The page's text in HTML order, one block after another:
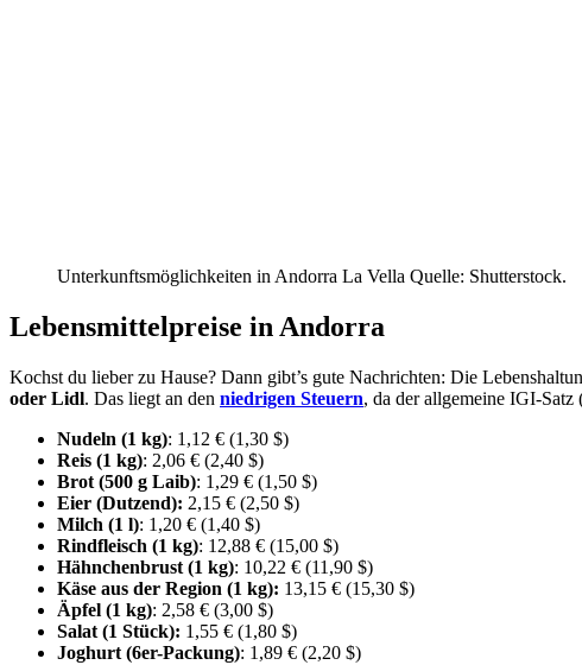
Unterkunftsmöglichkeiten in Andorra La Vella Quelle: Shutterstock.
Lebensmittelpreise in Andorra
Kochst du lieber zu Hause? Dann gibt’s gute Nachrichten: Die
oder Lidl. Das liegt an den niedrigen Steuern, da der allgemeine IGI-
Nudeln (1 kg): 1,12 € (1,30 $)
Reis (1 kg): 2,06 € (2,40 $)
Brot (500 g Laib): 1,29 € (1,50 $)
Eier (Dutzend): 2,15 € (2,50 $)
Milch (1 l): 1,20 € (1,40 $)
Rindfleisch (1 kg): 12,88 € (15,00 $)
Hähnchenbrust (1 kg): 10,22 € (11,90 $)
Käse aus der Region (1 kg): 13,15 € (15,30 $)
Äpfel (1 kg): 2,58 € (3,00 $)
Salat (1 Stück): 1,55 € (1,80 $)
Joghurt (6er-Packung): 1,89 € (2,20 $)